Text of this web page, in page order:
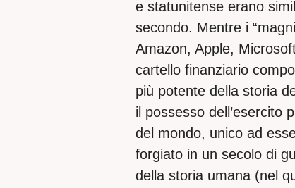
e statunitense erano
secondo. Mentre i
Amazon, Apple,
cartello finanziario
più potente della storia
il possesso dell’esercito
del mondo, unico ad
forgiato in un secolo di
della storia umana (nel